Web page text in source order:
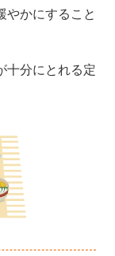
やかにすること
十分にとれる定